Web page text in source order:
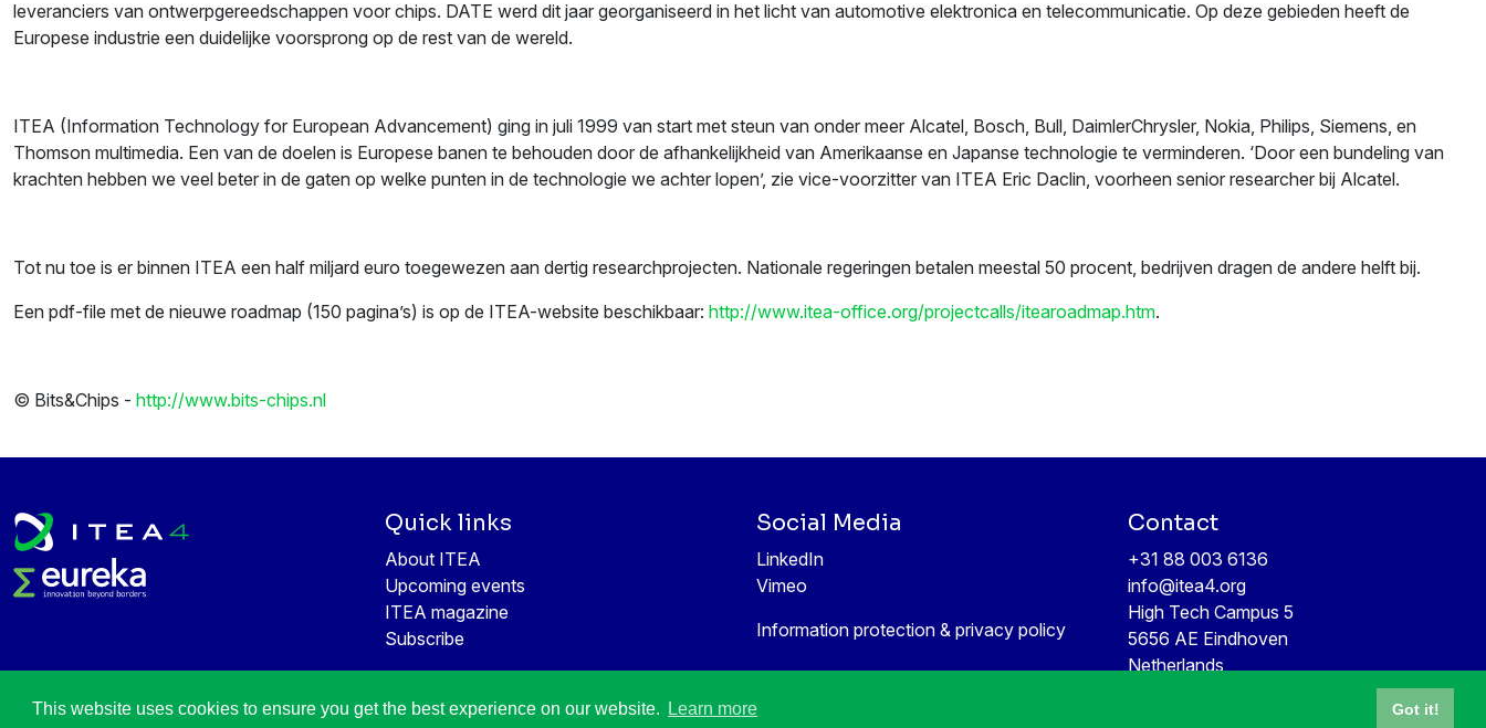
This website uses cookies to ensure you get the best experience on our website. Learn more Got it!
leveranciers van ontwerpgereedschappen voor chips. DATE werd dit jaar georganiseerd in het licht van automotive elektronica en telecommunicatie. Op deze gebieden heeft de
Europese industrie een duidelijke voorsprong op de rest van de wereld.
ITEA (Information Technology for European Advancement) ging in juli 1999 van start met steun van onder meer Alcatel, Bosch, Bull, DaimlerChrysler, Nokia, Philips, Siemens, en
Thomson multimedia. Een van de doelen is Europese banen te behouden door de afhankelijkheid van Amerikaanse en Japanse technologie te verminderen. ‘Door een bundeling van
krachten hebben we veel beter in de gaten op welke punten in de technologie we achter lopen’, zie vice-voorzitter van ITEA Eric Daclin, voorheen senior researcher bij Alcatel.
Tot nu toe is er binnen ITEA een half miljard euro toegewezen aan dertig researchprojecten. Nationale regeringen betalen meestal 50 procent, bedrijven dragen de andere helft bij.
Een pdf-file met de nieuwe roadmap (150 pagina’s) is op de ITEA-website beschikbaar: http://www.itea-office.org/projectcalls/itearoadmap.htm.
© Bits&Chips - http://www.bits-chips.nl
Quick links
About ITEA
Upcoming events
ITEA magazine
Subscribe
Social Media
LinkedIn
Vimeo
Information protection & privacy policy
Contact
+31 88 003 6136
info@itea4.org
High Tech Campus 5
5656 AE Eindhoven
Netherlands